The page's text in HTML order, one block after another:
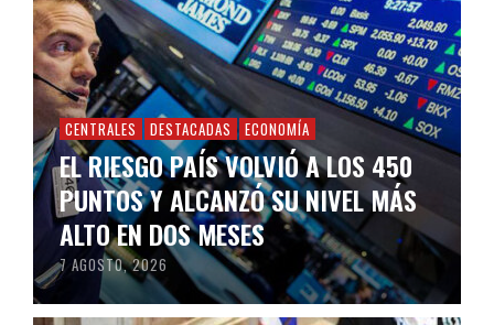
CENTRALES DESTACADAS ECONOMÍA
EL RIESGO PAÍS VOLVIÓ A LOS 450
PUNTOS Y ALCANZÓ SU NIVEL MÁS
ALTO EN DOS MESES
7 AGOSTO, 2026